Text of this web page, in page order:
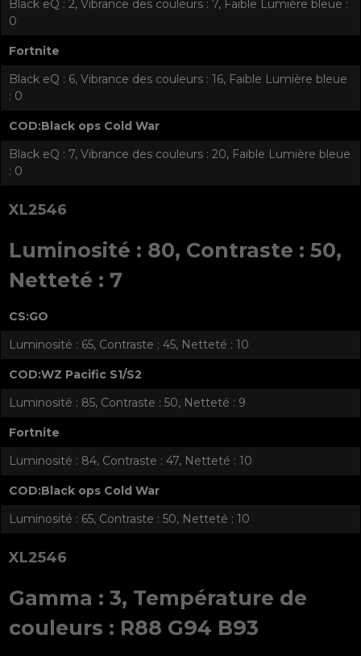
Black eQ : 2, Vibrance des couleurs : 7, Faible Lumière bleue :
0
Fortnite
Black eQ : 6, Vibrance des couleurs : 16, Faible Lumière bleue
: 0
COD:Black ops Cold War
Black eQ : 7, Vibrance des couleurs : 20, Faible Lumière bleue
: 0
XL2546
Luminosité : 80, Contraste : 50,
Netteté : 7
CS:GO
Luminosité : 65, Contraste : 45, Netteté : 10
COD:WZ Pacific S1/S2
Luminosité : 85, Contraste : 50, Netteté : 9
Fortnite
Luminosité : 84, Contraste : 47, Netteté : 10
COD:Black ops Cold War
Luminosité : 65, Contraste : 50, Netteté : 10
XL2546
Gamma : 3, Température de
couleurs : R88 G94 B93